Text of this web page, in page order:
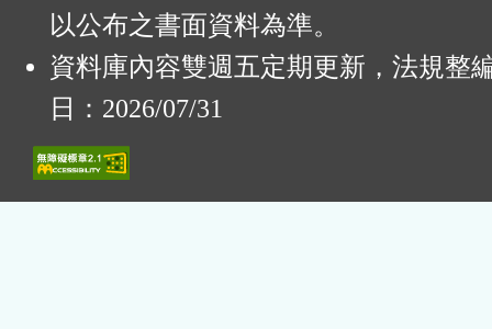
以公布之書面資料為準。
資料庫內容雙週五定期更新，法規整
日：2026/07/31